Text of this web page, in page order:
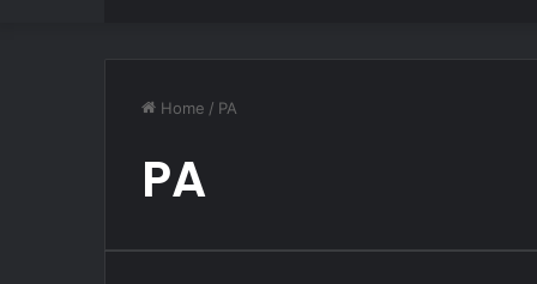
Home / PA
PA